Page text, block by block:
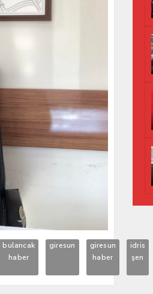
bulancak
haber
giresun
giresun
haber
idris
şen